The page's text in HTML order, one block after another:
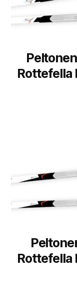
Rottefella
Rottefella